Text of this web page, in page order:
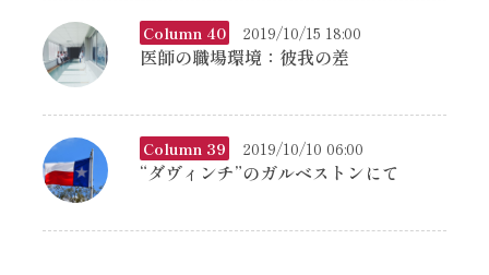
Column 40 2019/10/15 18:00
医師の職場環境：彼我の差
Column 39 2019/10/10 06:00
“ダヴィンチ”のガルベストンにて